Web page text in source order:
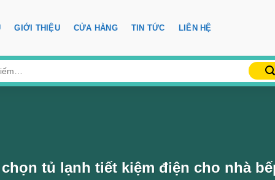
GIỚI THIỆU CỬA HÀNG TIN TỨC LIÊN HỆ
chọn tủ lạnh tiết kiệm điện cho nhà